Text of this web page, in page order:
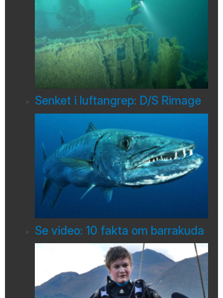
Senket i luftangrep: D/S Rimage
Se video: 10 fakta om barrakuda